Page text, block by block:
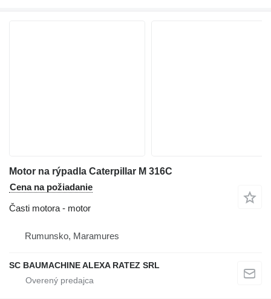
Motor na rýpadla Caterpillar M 316C
Cena na požiadanie
Časti motora - motor
Rumunsko, Maramures
SC BAUMACHINE ALEXA RATEZ SRL